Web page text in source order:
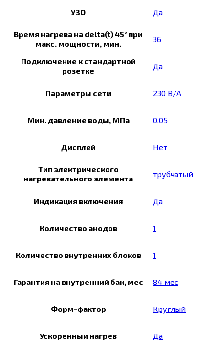
УЗО Да
Время нагрева на delta(t) 45° при
макс. мощности, мин.
36
Подключение к стандартной
розетке
Да
Параметры сети 230 В/А
Мин. давление воды, МПа 0.05
Дисплей Нет
Тип электрического
нагревательного элемента
трубчатый
Индикация включения Да
Количество анодов 1
Количество внутренних блоков 1
Гарантия на внутренний бак, мес 84 мес
Форм-фактор Круглый
Ускоренный нагрев Да